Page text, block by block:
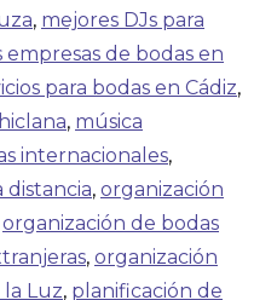
, mejores DJs para
empresas de bodas en
para bodas en Cádiz,
, música
internacionales,
distancia, organización
organización de bodas
, organización
la Luz, planificación de